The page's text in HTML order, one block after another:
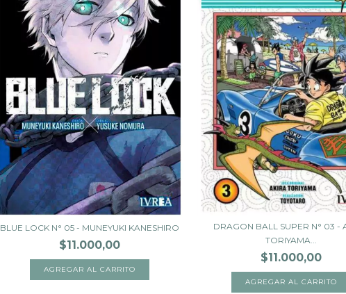
BLUE LOCK N° 05 - MUNEYUKI KANESHIRO
$11.000,00
DRAGON BALL SUPER N° 03 -
TORIYAMA...
$11.000,00